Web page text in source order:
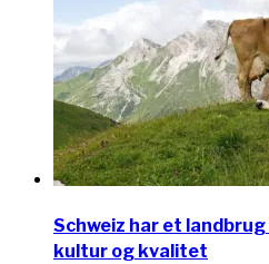
Schweiz har et
kultur og kvalitet